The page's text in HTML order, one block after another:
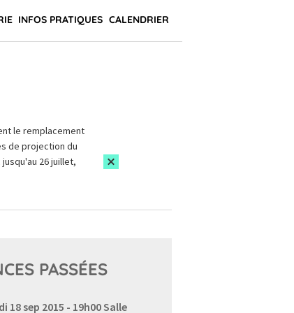
INFOS PRATIQUES CALENDRIER
le remplacement
de projection du
26 juillet,
PASSÉES
18 sep 2015 - 19h00Salle